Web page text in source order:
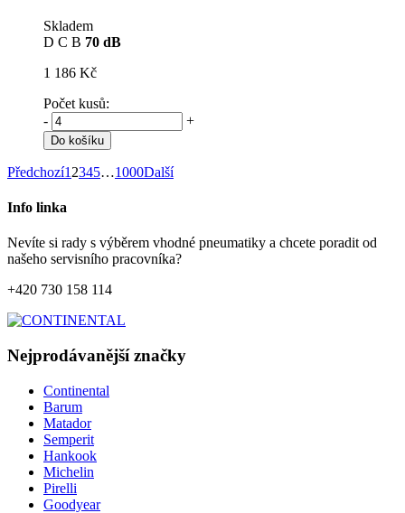
Skladem
D C B 70 dB
1 186 Kč
Počet kusů:
-
+
Do košíku
Předchozí1 2345…1000Další
Info linka
Nevíte si rady s výběrem vhodné pneumatiky a chcete poradit od
našeho servisního pracovníka?
+420 730 158 114
Nejprodávanější značky
Continental
Barum
Matador
Semperit
Hankook
Michelin
Pirelli
Goodyear